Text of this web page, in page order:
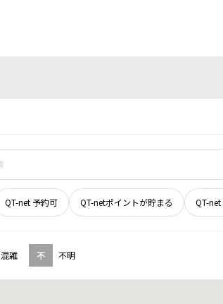
QT-net 予約可 QT-netポイントが貯まる QT-
混雑 不 不明